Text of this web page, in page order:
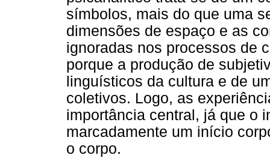
símbolos, mais do que uma
dimensões de espaço e as
ignoradas nos processos de
porque a produção de
linguísticos da cultura e de
coletivos. Logo, as
importância central, já que o
marcadamente um início
o corpo.